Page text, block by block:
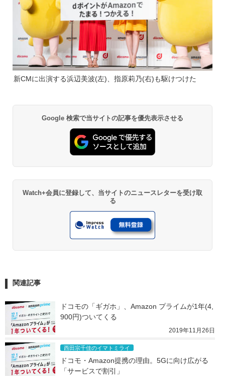
新CMに出演する浜辺美波(左)、指原莉乃(右)も駆けつけた
Google 検索で当サイトの記事を優先表示させる
Watch+会員に登録して、当サイトのニュースレターを受け取
る
関連記事
ドコモの「ギガホ」、Amazon プライムが1年(4,
900円)ついてくる
2019年11月26日
西田宗千佳のイマトミライ
ドコモ・Amazon提携の理由。5Gに向け広がる
「サービスで割引」